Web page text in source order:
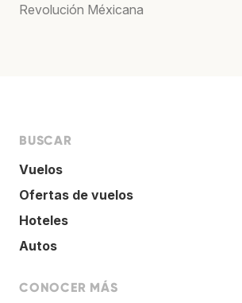
Revolución Méxicana
BUSCAR
Vuelos
Ofertas de vuelos
Hoteles
Autos
CONOCER MÁS